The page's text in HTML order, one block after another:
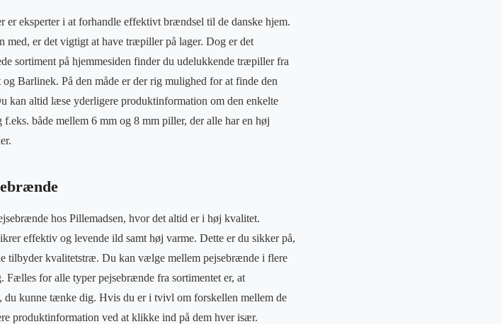
er eksperter i at forhandle effektivt brændsel til de danske hjem.
er det vigtigt at have træpiller på lager. Dog er det
sortiment på hjemmesiden finder du udelukkende træpiller fra
Barlinek. På den måde er der rig mulighed for at finde den
kan altid læse yderligere produktinformation om den enkelte
både mellem 6 mm og 8 mm piller, der alle har en høj
hos Pillemadsen, hvor det altid er i høj kvalitet.
effektiv og levende ild samt høj varme. Dette er du sikker på,
tilbyder kvalitetstræ. Du kan vælge mellem pejsebrænde i flere
for alle typer pejsebrænde fra sortimentet er, at
du kunne tænke dig. Hvis du er i tvivl om forskellen mellem de
produktinformation ved at klikke ind på dem hver især.